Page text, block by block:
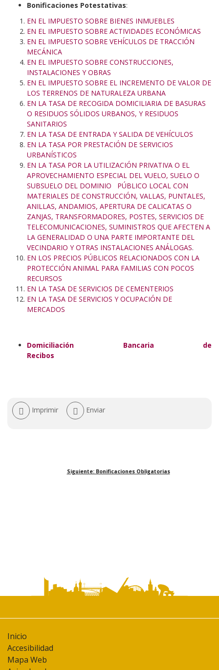
Bonificaciones Potestativas:
EN EL IMPUESTO SOBRE BIENES INMUEBLES
EN EL IMPUESTO SOBRE ACTIVIDADES ECONÓMICAS
EN EL IMPUESTO SOBRE VEHÍCULOS DE TRACCIÓN
MECÁNICA
EN EL IMPUESTO SOBRE CONSTRUCCIONES,
INSTALACIONES Y OBRAS
EN EL IMPUESTO SOBRE EL INCREMENTO DE VALOR DE
LOS TERRENOS DE NATURALEZA URBANA
EN LA TASA DE RECOGIDA DOMICILIARIA DE BASURAS
O RESIDUOS SÓLIDOS URBANOS, Y RESIDUOS
SANITARIOS
EN LA TASA DE ENTRADA Y SALIDA DE VEHÍCULOS
EN LA TASA POR PRESTACIÓN DE SERVICIOS
URBANÍSTICOS
EN LA TASA POR LA UTILIZACIÓN PRIVATIVA O EL
APROVECHAMIENTO ESPECIAL DEL VUELO, SUELO O
SUBSUELO DEL DOMINIO PÚBLICO LOCAL CON
MATERIALES DE CONSTRUCCIÓN, VALLAS, PUNTALES,
ANILLAS, ANDAMIOS, APERTURA DE CALICATAS O
ZANJAS, TRANSFORMADORES, POSTES, SERVICIOS DE
TELECOMUNICACIONES, SUMINISTROS QUE AFECTEN A
LA GENERALIDAD O UNA PARTE IMPORTANTE DEL
VECINDARIO Y OTRAS INSTALACIONES ANÁLOGAS.
EN LOS PRECIOS PÚBLICOS RELACIONADOS CON LA
PROTECCIÓN ANIMAL PARA FAMILIAS CON POCOS
RECURSOS
EN LA TASA DE SERVICIOS DE CEMENTERIOS
EN LA TASA DE SERVICIOS Y OCUPACIÓN DE
MERCADOS
Domiciliación Bancaria de
Recibos
Acciones
Imprimir Enviar
Siguiente: Bonificaciones Obligatorias
Inicio
Accesibilidad
Mapa Web